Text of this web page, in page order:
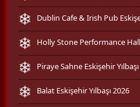
Dublin Cafe & Irish Pub
Holly Stone Performance Hall
Piraye Sahne Eskişehir
Balat Eskişehir Yılbaşı 2026